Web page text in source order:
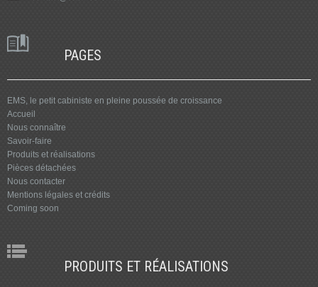
PAGES
EMS, le petit cabiniste en pleine poussée de croissance
Accueil
Nous connaître
Savoir-faire
Produits et réalisations
Pièces détachées
Nous contacter
Mentions légales et crédits
Coming soon
PRODUITS ET RÉALISATIONS